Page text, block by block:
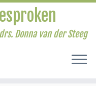
Donna van der Steeg